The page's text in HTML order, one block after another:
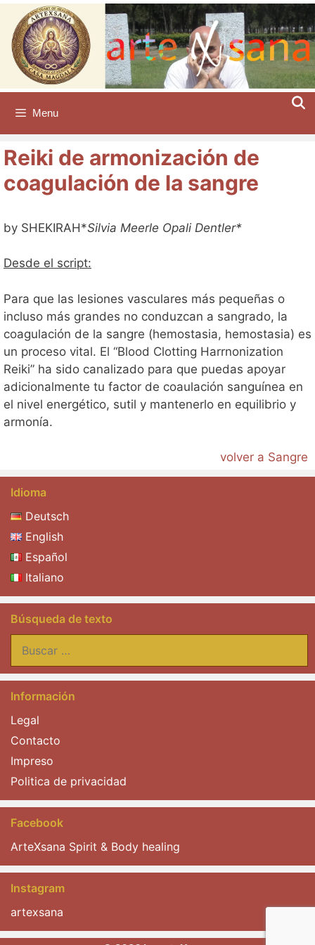
Saltar
contenido
Menu
Reiki de armonización de
coagulación de la sangre
by SHEKIRAH*Silvia Meerle Opali Dentler*
Desde el script:
Para que las lesiones vasculares más pequeñas o
incluso más grandes no conduzcan a sangrado, la
coagulación de la sangre (hemostasia, hemostasia) es
un proceso vital. El “Blood Clotting Harrnonization
Reiki” ha sido canalizado para que puedas apoyar
adicionalmente tu factor de coaulación sanguínea en
el nivel energético, sutil y mantenerlo en equilibrio y
armonía.
volver a Sangre
Idioma
Deutsch
English
Español
Italiano
Búsqueda de texto
Información
Legal
Contacto
Impreso
Politica de privacidad
Facebook
ArteXsana Spirit & Body healing
Instagram
artexsana